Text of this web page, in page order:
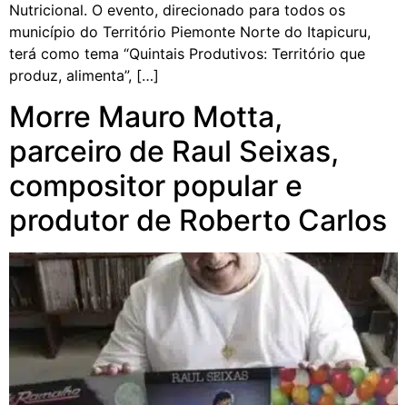
Nutricional. O evento, direcionado para todos os
município do Território Piemonte Norte do Itapicuru,
terá como tema “Quintais Produtivos: Território que
produz, alimenta”, […]
Morre Mauro Motta,
parceiro de Raul Seixas,
compositor popular e
produtor de Roberto Carlos